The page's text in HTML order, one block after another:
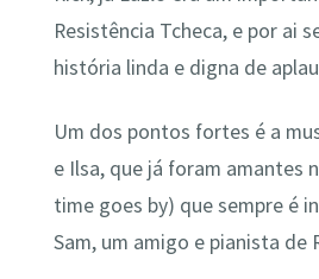
Resistência Tcheca, e por ai
história linda e digna de
Um dos pontos fortes é a
e Ilsa, que já foram amantes
time goes by) que sempre é
Sam, um amigo e pianista de